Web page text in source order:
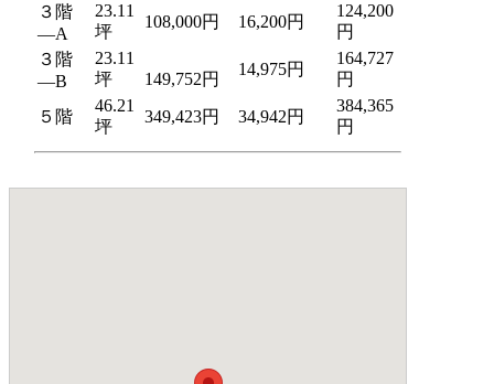
３階
―A
23.11
坪
108,000円 16,200円
124,200
円
３階
―B
23.11
坪
149,752円
14,975円
164,727
円
５階
46.21
坪
349,423円 34,942円
384,365
円